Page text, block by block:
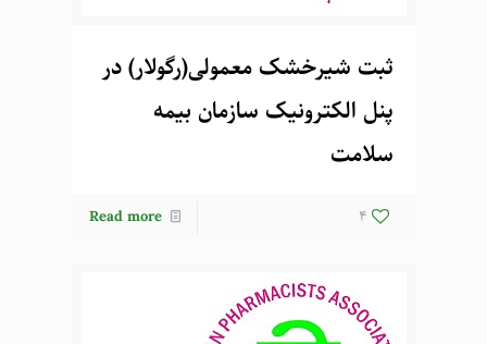
ثبت شیرخشک معمولی(رگولار) در
پنل الکترونیک سازمان بیمه
سلامت
4
Read more